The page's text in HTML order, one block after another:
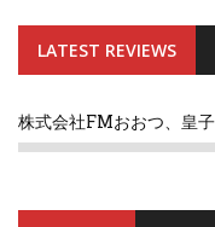
LATEST REVIEWS
株式会社FMおおつ、皇